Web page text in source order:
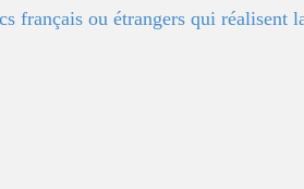
français ou étrangers qui réalisent